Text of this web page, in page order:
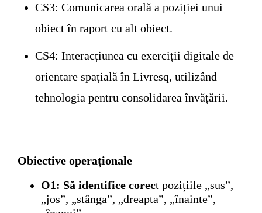
CS3: Comunicarea orală a poziției unui
obiect în raport cu alt obiect.
CS4: Interacțiunea cu exerciții digitale de
orientare spațială în Livresq, utilizând
tehnologia pentru consolidarea învățării.
Obiective operaționale
O1: Să identifice corect pozițiile „sus”,
„jos”, „stânga”, „dreapta”, „înainte”,